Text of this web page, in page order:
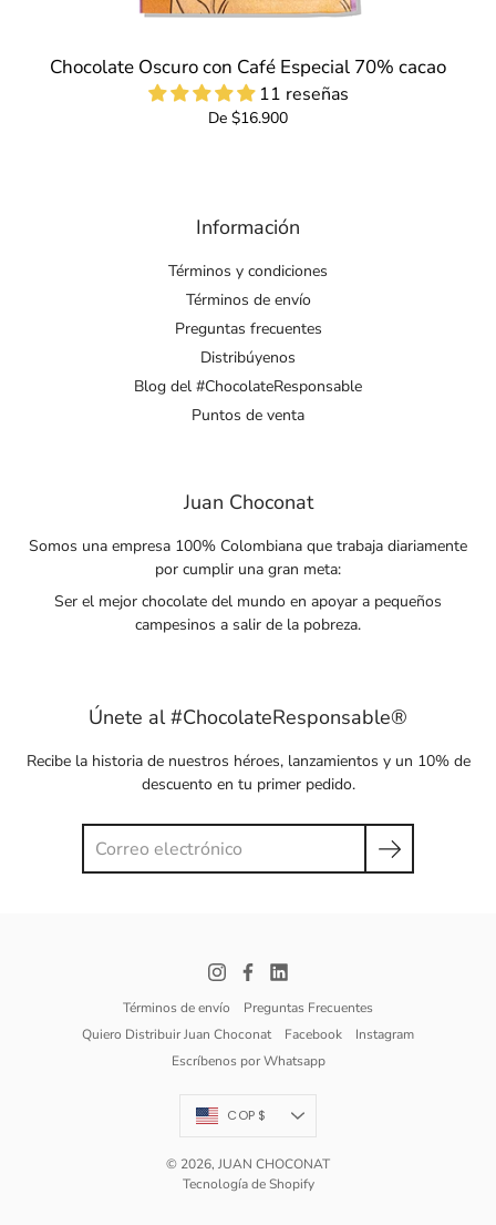
Chocolate Oscuro con Café Especial 70% cacao
11 reseñas
De $16.900
Información
Términos y condiciones
Términos de envío
Preguntas frecuentes
Distribúyenos
Blog del #ChocolateResponsable
Puntos de venta
Juan Choconat
Somos una empresa 100% Colombiana que trabaja diariamente
por cumplir una gran meta:
Ser el mejor chocolate del mundo en apoyar a pequeños
campesinos a salir de la pobreza.
Únete al #ChocolateResponsable®
Recibe la historia de nuestros héroes, lanzamientos y un 10% de
descuento en tu primer pedido.
Términos de envío
Preguntas Frecuentes
Quiero Distribuir Juan Choconat
Facebook
Instagram
Escríbenos por Whatsapp
Moneda
COP $
© 2026, JUAN CHOCONAT
Tecnología de Shopify